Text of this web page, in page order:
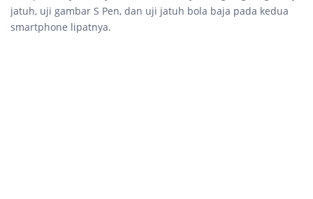
jatuh, uji gambar S Pen, dan uji jatuh bola baja pada kedua
smartphone lipatnya.